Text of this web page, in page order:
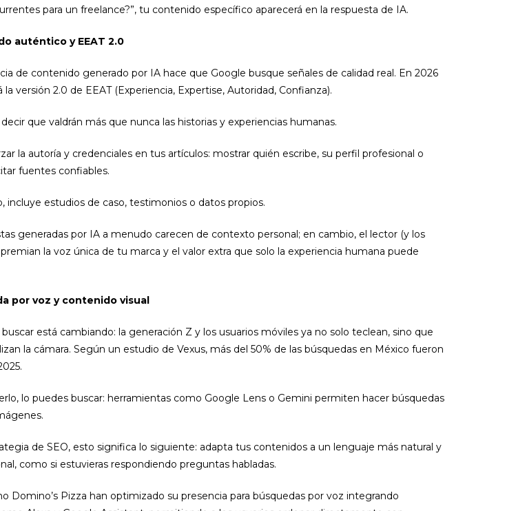
para un freelance?”, tu contenido específico aparecerá en la respuesta de IA.
auténtico y EEAT 2.0
de contenido generado por IA hace que Google busque señales de calidad real. En 2026
la versión 2.0 de EEAT (Experiencia, Expertise, Autoridad, Confianza).
que valdrán más que nunca las historias y experiencias humanas.
la autoría y credenciales en tus artículos: mostrar quién escribe, su perfil profesional o
fuentes confiables.
incluye estudios de caso, testimonios o datos propios.
generadas por IA a menudo carecen de contexto personal; en cambio, el lector (y los
la voz única de tu marca y el valor extra que solo la experiencia humana puede
por voz y contenido visual
está cambiando: la generación Z y los usuarios móviles ya no solo teclean, sino que
la cámara. Según un estudio de Vexus, más del 50% de las búsquedas en México fueron
lo puedes buscar: herramientas como Google Lens o Gemini permiten hacer búsquedas
de SEO, esto significa lo siguiente: adapta tus contenidos a un lenguaje más natural y
como si estuvieras respondiendo preguntas habladas.
Domino’s Pizza han optimizado su presencia para búsquedas por voz integrando